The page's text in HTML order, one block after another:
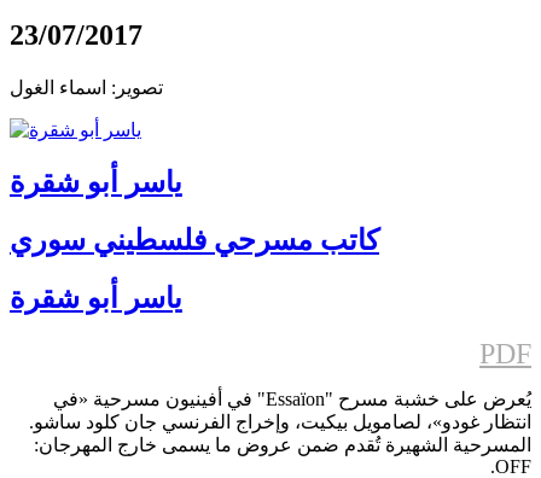
23/07/2017
تصوير: اسماء الغول
ياسر أبو شقرة
كاتب مسرحي فلسطيني سوري
ياسر أبو شقرة
PDF
يُعرض على خشبة مسرح "Essaïon" في أفينيون مسرحية «في
انتظار غودو»، لصامويل بيكيت، وإخراج الفرنسي جان كلود ساشو.
المسرحية الشهيرة تُقدم ضمن عروض ما يسمى خارج المهرجان:
OFF.